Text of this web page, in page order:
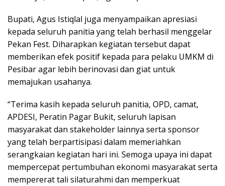
Bupati, Agus Istiqlal juga menyampaikan apresiasi
kepada seluruh panitia yang telah berhasil menggelar
Pekan Fest. Diharapkan kegiatan tersebut dapat
memberikan efek positif kepada para pelaku UMKM di
Pesibar agar lebih berinovasi dan giat untuk
memajukan usahanya.
“Terima kasih kepada seluruh panitia, OPD, camat,
APDESI, Peratin Pagar Bukit, seluruh lapisan
masyarakat dan stakeholder lainnya serta sponsor
yang telah berpartisipasi dalam memeriahkan
serangkaian kegiatan hari ini. Semoga upaya ini dapat
mempercepat pertumbuhan ekonomi masyarakat serta
mempererat tali silaturahmi dan memperkuat